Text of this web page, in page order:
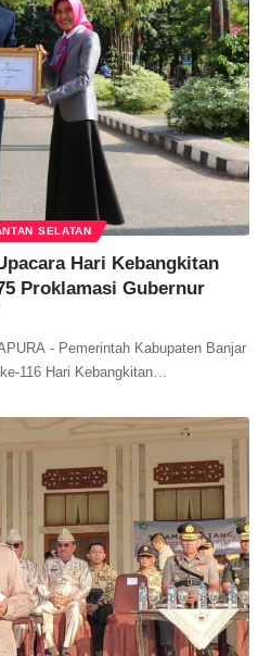
SELATAN
Hari Kebangkitan
Proklamasi Gubernur
- Pemerintah Kabupaten Banjar
116 Hari Kebangkitan…